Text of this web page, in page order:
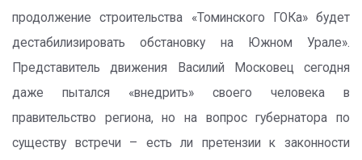
продолжение строительства «Томинского ГОКа» будет
дестабилизировать обстановку на Южном Урале».
Представитель движения Василий Московец сегодня
даже пытался «внедрить» своего человека в
правительство региона, но на вопрос губернатора по
существу встречи – есть ли претензии к законности